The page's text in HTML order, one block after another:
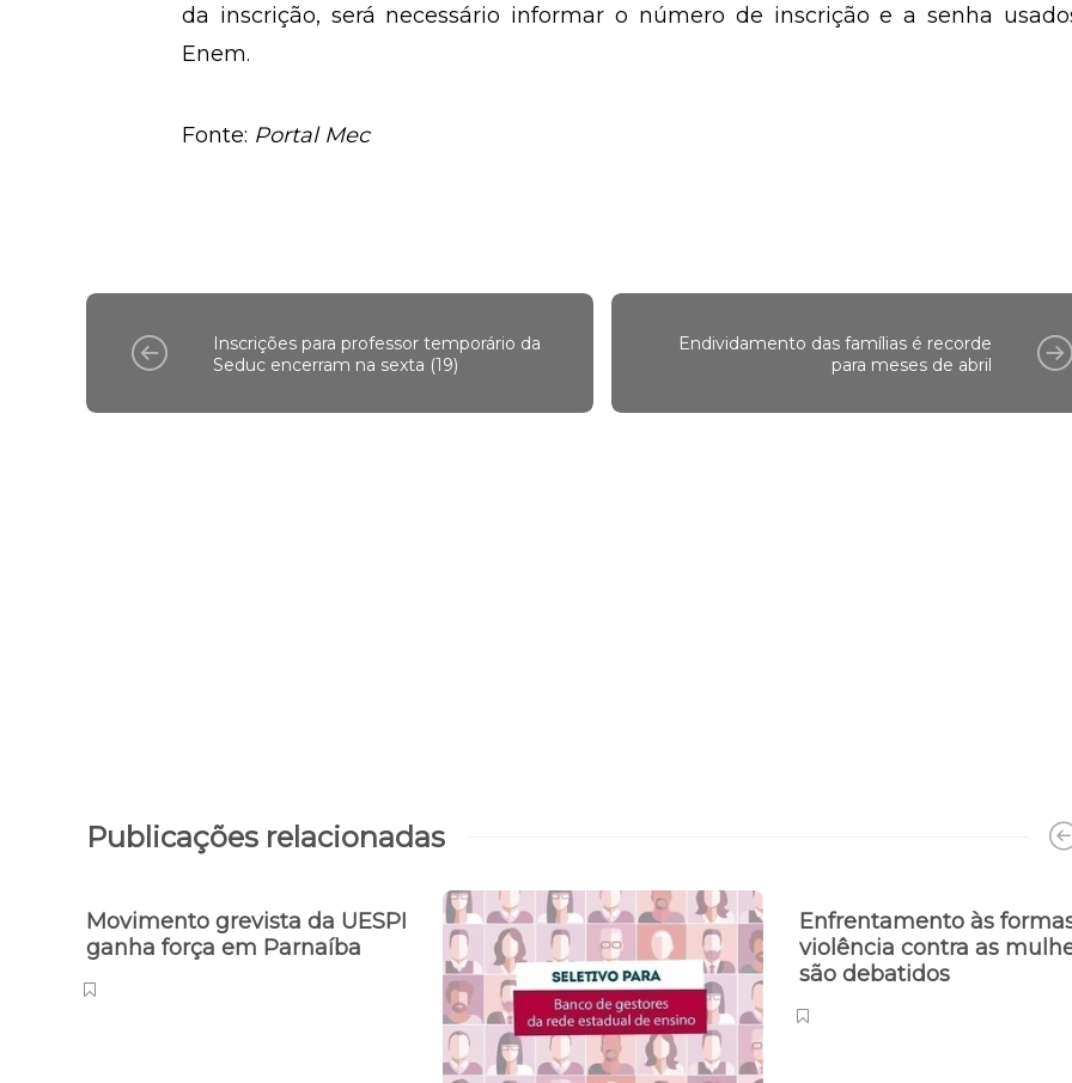
da inscrição, será necessário informar o número de inscrição e a senha
Enem.
Fonte: Portal Mec
Inscrições para professor temporário da
Seduc encerram na sexta (19)
Endividamento das famílias é recorde
para meses de abril
Publicações relacionadas
Movimento grevista da UESPI
ganha força em Parnaíba
Enfrentamento às
violência contra as
são debatidos